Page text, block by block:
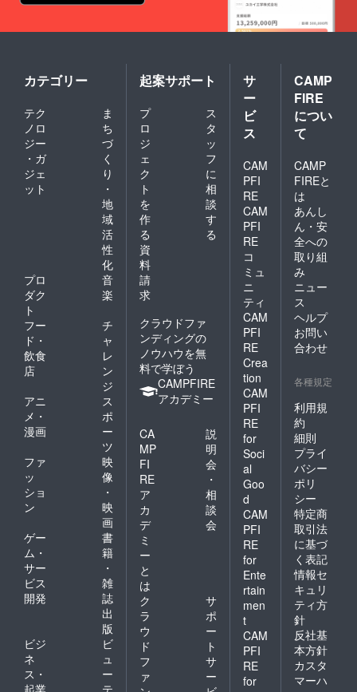
カテゴリー
テク
ノロ
ジー
・ガ
ジェ
ット
ま
ち
づ
く
り
・
地
域
活
性
化
プロ
ダク
ト
音
楽
フー
ド・
飲食
店
チ
ャ
レ
ン
ジ
アニ
メ・
漫画
ス
ポ
ー
ツ
ファ
ッ
ショ
ン
映
像
・
映
画
ゲー
ム・
サー
ビス
開発
書
籍
・
雑
誌
出
版
ビジ
ネ
ス・
起業
ビ
ュ
ー
テ
起案サポート
プ
ロ
ジ
ェ
ク
ト
を
作
る
ス
タ
ッ
フ
に
相
談
す
る
資
料
請
求
クラウドファ
ンディングの
ノウハウを無
料で学ぼう
CAMPFIRE
アカデミー
CA
MP
FI
RE
ア
カ
デ
ミ
ー
と
は
説
明
会
・
相
談
会
ク
ラ
ウ
ド
フ
ァ
サ
ポ
ー
ト
サ
ー
サ
ー
ビ
ス
CAM
PFI
RE
CAM
PFI
RE
コ
ミュ
ニ
ティ
CAM
PFI
RE
Crea
tion
CAM
PFI
RE
for
Soci
al
Goo
d
CAM
PFI
RE
for
Ente
rtain
men
t
CAM
PFI
RE
for
CAMP
FIRE
につい
て
CAMP
FIREと
は
あんし
ん・安
全への
取り組
み
ニュー
ス
ヘルプ
お問い
合わせ
各種規定
利用規
約
細則
プライ
バシー
ポリ
シー
特定商
取引法
に基づ
く表記
情報セ
キュリ
ティ方
針
反社基
本方針
カスタ
マーハ